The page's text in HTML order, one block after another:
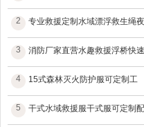
2 专业救援定制水域漂浮救生绳夜
3 消防厂家直营水趣救援浮桥快速
4 15式森林灭火防护服可定制工
5 干式水域救援服干式服可定制配